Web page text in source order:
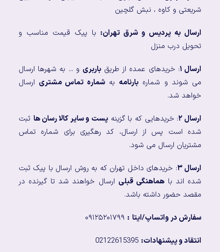
شریعتی و کاوه ، نبش گلچین
ارسال به پردیس و شرق تهران: با پیک قیمت مناسب و
تحویل درب منزل
ارسال ۱ : خریدهای عمده از طریقباربری و ... به شهرها ارسال
می شوند و شماره بارنامه بهشماره تماس مشتری ارسال
خواهد شد.
ارسال ۲ : خریدهایی که با گزینه پست و سایر کالا رسان ها ثبت
شده است پس از ارسال، کد رهگیری برای شماره تماس
مشتریان ارسال می شود.
ارسال ۳
: خریدهای داخل تهران که به روش ارسال با پیک ثبت
شده اند باهماهنگی قبلی ارسال خواهند شد تا گیرنده در
مقصد حضور داشته باشد.
سفارش در واتساپ/ایتا :
انتقاد و پیشنهادات: